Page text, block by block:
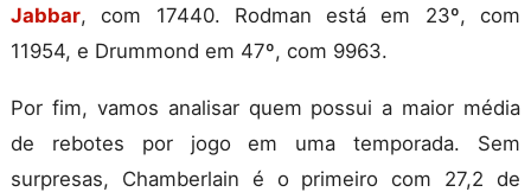
Jabbar, com 17440. Rodman está em 23º, com
11954, e Drummond em 47º, com 9963.
Por fim, vamos analisar quem possui a maior média
de rebotes por jogo em uma temporada. Sem
surpresas, Chamberlain é o primeiro com 27,2 de